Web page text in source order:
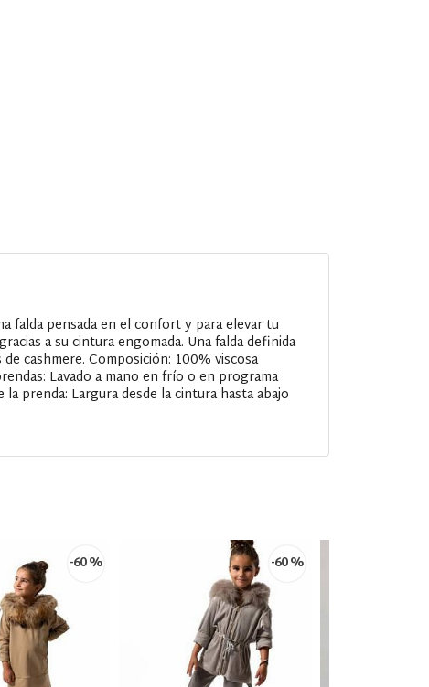
falda pensada en el confort y para elevar tu
a su cintura engomada. Una falda definida
cashmere. Composición: 100% viscosa
Lavado a mano en frío o en programa
prenda: Largura desde la cintura hasta abajo
-60 % -60 %